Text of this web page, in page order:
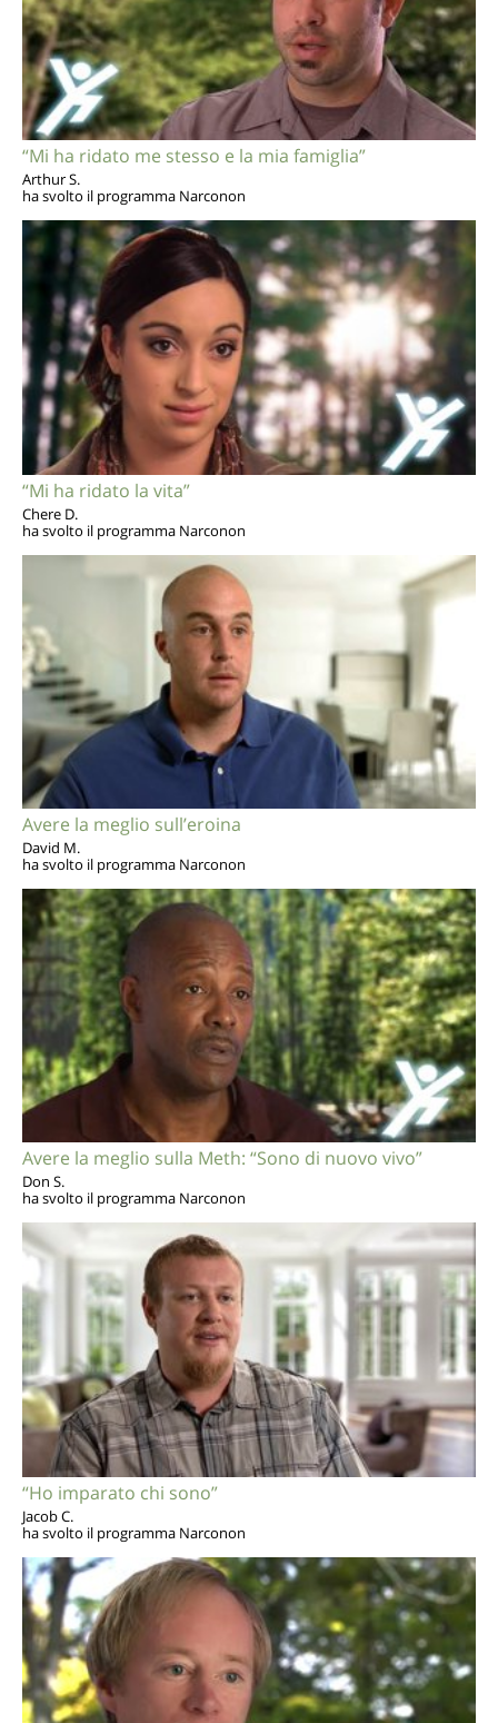
“Mi ha ridato me stesso e la mia famiglia”
Arthur S.
ha svolto il programma Narconon
“Mi ha ridato la vita”
Chere D.
ha svolto il programma Narconon
Avere la meglio sull’eroina
David M.
ha svolto il programma Narconon
Avere la meglio sulla Meth: “Sono di nuovo vivo”
Don S.
ha svolto il programma Narconon
“Ho imparato chi sono”
Jacob C.
ha svolto il programma Narconon